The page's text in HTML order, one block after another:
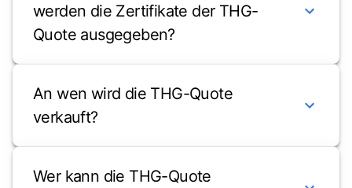
werden die Zertifikate der THG-
Quote ausgegeben?
An wen wird die THG-Quote
verkauft?
Wer kann die THG-Quote